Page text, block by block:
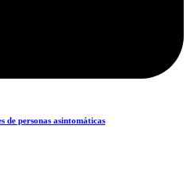
de personas asintomáticas